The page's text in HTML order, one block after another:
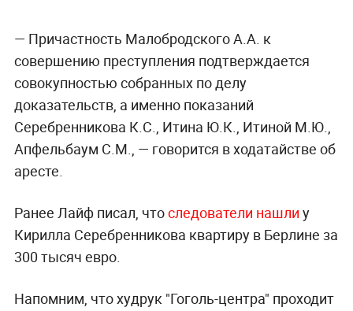
— Причастность Малобродского А.А. к
совершению преступления подтверждается
совокупностью собранных по делу
доказательств, а именно показаний
Серебренникова К.С., Итина Ю.К., Итиной М.Ю.,
Апфельбаум С.М., — говорится в ходатайстве об
аресте.
Ранее Лайф писал, чтоследователи нашли у
Кирилла Серебренникова квартиру в Берлине за
300 тысяч евро.
Напомним, что худрук "Гоголь-центра" проходит